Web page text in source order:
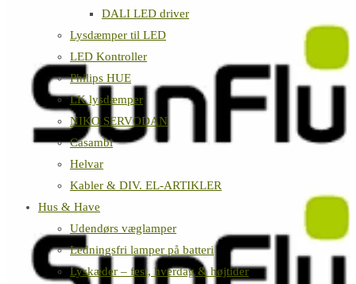
DALI LED driver
Lysdæmper til LED
LED Kontroller
Philips HUE
LK lysdæmper
NIKO SERVODAN
Casambi
Helvar
Kabler & DIV. EL-ARTIKLER
Hus & Have
Udendørs væglamper
Ledningsfri lamper på batteri
Lyskæder – fest, hverdag & højtider